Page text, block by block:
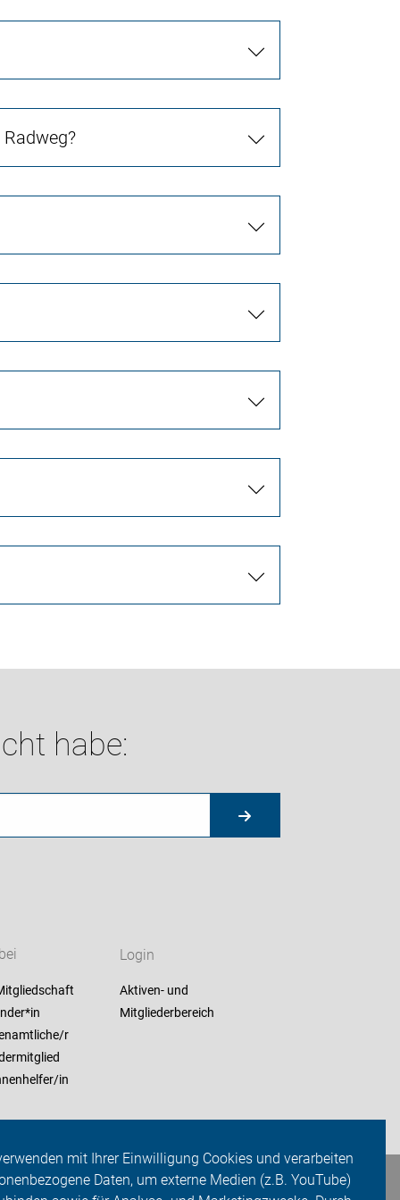
mit Ihrer Einwilligung Cookies und verarbeiten
Daten, um externe Medien (z.B. YouTube)
habe:
r
in
Login
Aktiven- und
Mitgliederbereich